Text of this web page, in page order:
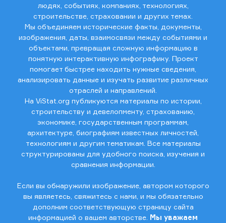
людях, событиях, компаниях, технологиях,
строительстве, страховании и других темах.
Мы объединяем исторические факты, документы,
изображения, даты, взаимосвязи между событиями и
объектами, превращая сложную информацию в
понятную интерактивную инфографику. Проект
помогает быстрее находить нужные сведения,
анализировать данные и изучать развитие различных
отраслей и направлений.
На ViStat.org публикуются материалы по истории,
строительству и девелопменту, страхованию,
экономике, государственным программам,
архитектуре, биографиям известных личностей,
технологиям и другим тематикам. Все материалы
структурированы для удобного поиска, изучения и
сравнения информации.
Если вы обнаружили изображение, автором которого
вы являетесь, свяжитесь с нами, и мы обязательно
дополним соответствующую страницу сайта
информацией о вашем авторстве. Мы уважаем